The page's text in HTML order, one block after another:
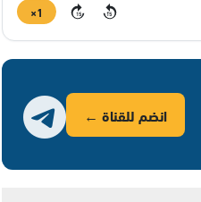
15
15
1×
انضم للقناة ←